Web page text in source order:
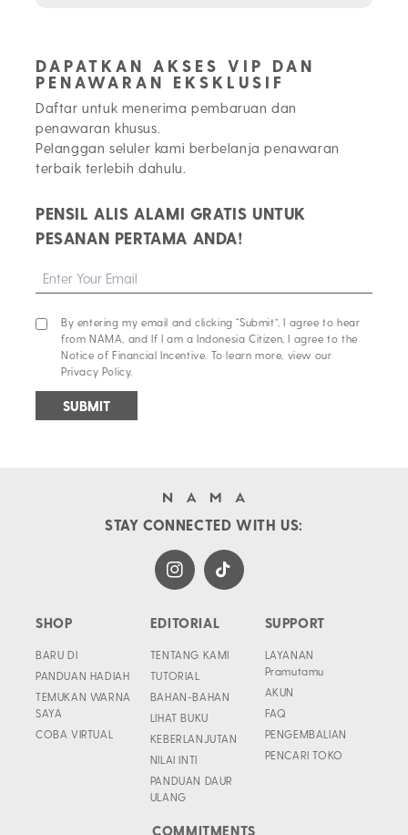
DAPATKAN AKSES VIP DAN
PENAWARAN EKSKLUSIF
Daftar untuk menerima pembaruan dan
penawaran khusus.
Pelanggan seluler kami berbelanja penawaran
terbaik terlebih dahulu.
PENSIL ALIS ALAMI GRATIS UNTUK
PESANAN PERTAMA ANDA!
By entering my email and clicking “Submit”, I agree to hear
from NAMA, and If I am a Indonesia Citizen, I agree to the
Notice of Financial Incentive. To learn more, view our
Privacy Policy.
SUBMIT
STAY CONNECTED WITH US:
Instagram
TikTok
SHOP
BARU DI
PANDUAN HADIAH
TEMUKAN WARNA
SAYA
COBA VIRTUAL
EDITORIAL
TENTANG KAMI
TUTORIAL
BAHAN-BAHAN
LIHAT BUKU
KEBERLANJUTAN
NILAI INTI
PANDUAN DAUR
ULANG
SUPPORT
LAYANAN
Pramutamu
AKUN
FAQ
PENGEMBALIAN
PENCARI TOKO
COMMITMENTS